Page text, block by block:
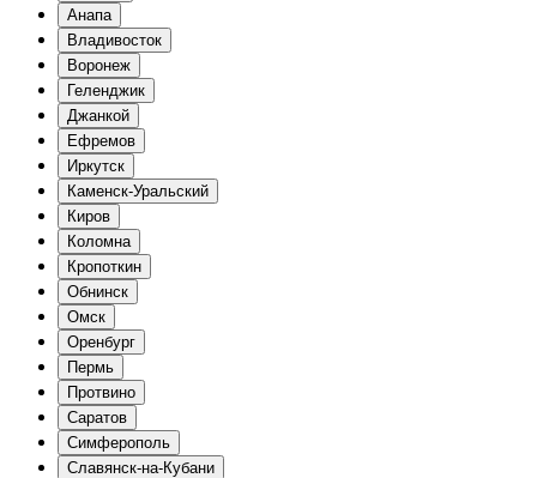
Анапа
Владивосток
Воронеж
Геленджик
Джанкой
Ефремов
Иркутск
Каменск-Уральский
Киров
Коломна
Кропоткин
Обнинск
Омск
Оренбург
Пермь
Протвино
Саратов
Симферополь
Славянск-на-Кубани